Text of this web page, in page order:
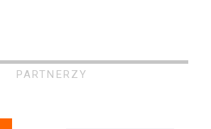
PARTNERZY